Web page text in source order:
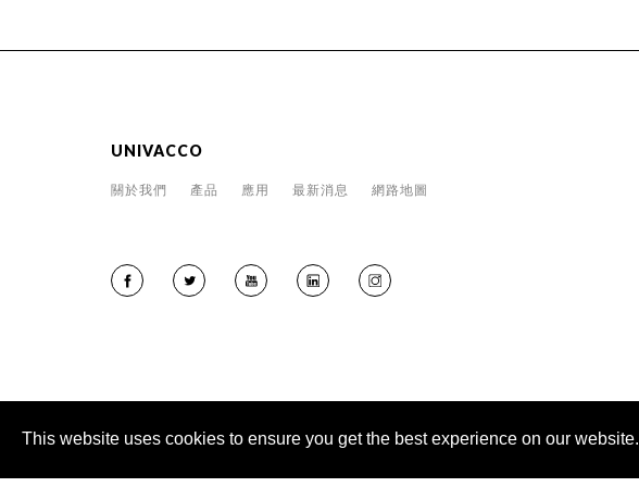
UNIVACCO
關於我們 產品 應用 最新消息 網路地圖
This website uses cookies to ensure you get the best experience on our website.